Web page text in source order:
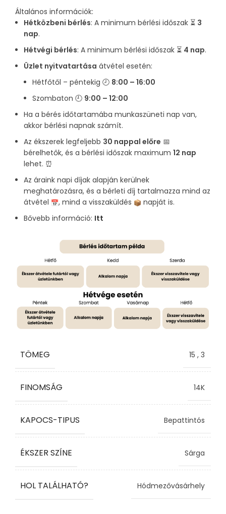
Általános információk:
Hétközbeni bérlés: A minimum bérlési időszak ⏳ 3
nap.
Hétvégi bérlés: A minimum bérlési időszak ⏳ 4 nap.
Üzlet nyitvatartása átvétel esetén:
Hétfőtől – péntekig 🕗 8:00 – 16:00
Szombaton 🕘 9:00 – 12:00
Ha a bérés időtartamába munkaszüneti nap van,
akkor bérlési napnak számít.
Az ékszerek legfeljebb 30 nappal előre 📅
bérelhetők, és a bérlési időszak maximum 12 nap
lehet. ⏰
Az áraink napi díjak alapján kerülnek
meghatározásra, és a bérleti díj tartalmazza mind az
átvétel
, mind a visszaküldés
napját is.
Bővebb információ: Itt
TÖMEG 15 , 3
FINOMSÁG 14K
KAPOCS-TIPUS Bepattintós
ÉKSZER SZÍNE Sárga
HOL TALÁLHATÓ? Hódmezővásárhely